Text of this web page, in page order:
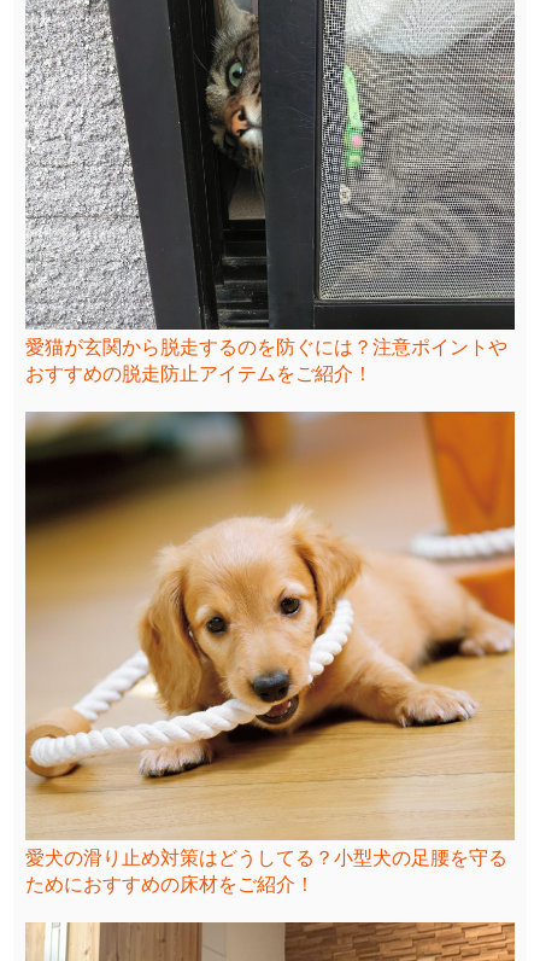
愛猫が玄関から脱走するのを防ぐには？注意ポイントや
おすすめの脱走防止アイテムをご紹介！
愛犬の滑り止め対策はどうしてる？小型犬の足腰を守る
ためにおすすめの床材をご紹介！